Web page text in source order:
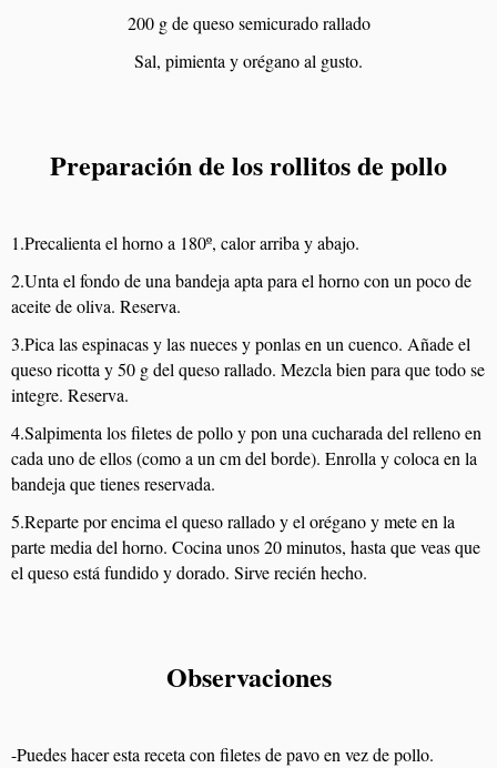
200 g de queso semicurado rallado
Sal, pimienta y orégano al gusto.
Preparación de los rollitos de pollo
1.Precalienta el horno a 180º, calor arriba y abajo.
2.Unta el fondo de una bandeja apta para el horno con un poco de
aceite de oliva. Reserva.
3.Pica las espinacas y las nueces y ponlas en un cuenco. Añade el
queso ricotta y 50 g del queso rallado. Mezcla bien para que todo se
integre. Reserva.
4.Salpimenta los filetes de pollo y pon una cucharada del relleno en
cada uno de ellos (como a un cm del borde). Enrolla y coloca en la
bandeja que tienes reservada.
5.Reparte por encima el queso rallado y el orégano y mete en la
parte media del horno. Cocina unos 20 minutos, hasta que veas que
el queso está fundido y dorado. Sirve recién hecho.
Observaciones
-Puedes hacer esta receta con filetes de pavo en vez de pollo.